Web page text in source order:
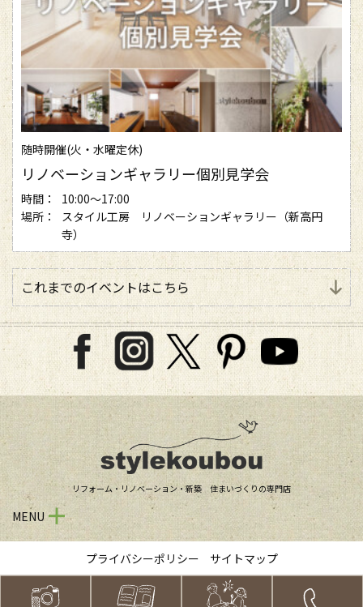
随時開催(火・水曜定休)
リノベーションギャラリー個別見学会
時間：
10:00～17:00
場所：
スタイル工房 リノベーションギャラリー（新高円
寺）
これまでのイベントはこちら
リフォーム・リノベーション・新築 住まいづくりの専門店
MENU
プライバシーポリシー サイトマップ